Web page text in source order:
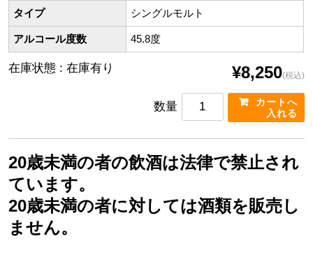
タイプ シングルモルト
アルコール度数 45.8度
在庫状態 : 在庫有り ¥8,250(税込)
数量
20歳未満の者の飲酒は法律で禁止され
ています。
20歳未満の者に対しては酒類を販売し
ません。